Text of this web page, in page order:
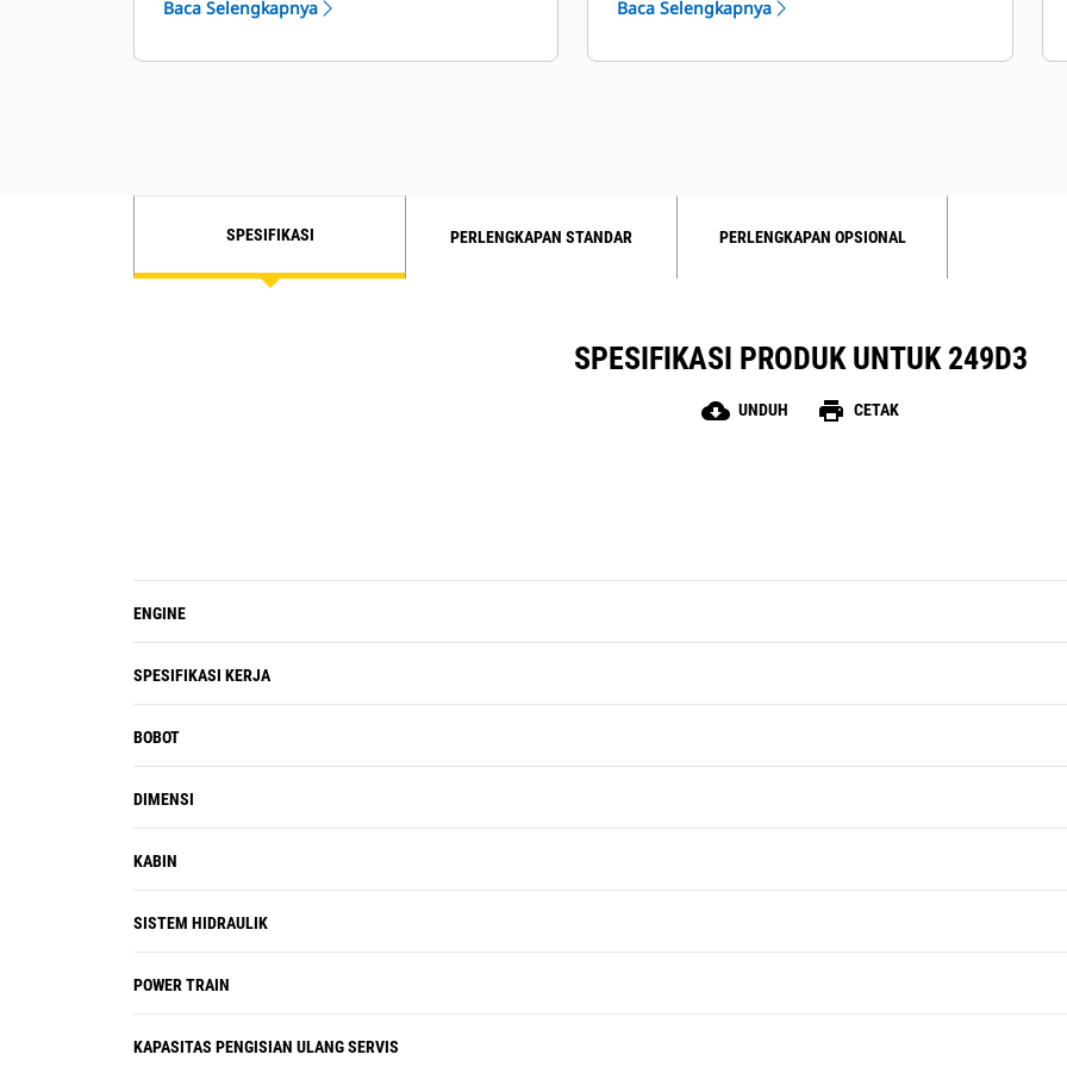
Baca Selengkapnya
disesuaikan, sistem keamanan, dan
Baca Selengkapnya
SPESIFIKASI PERLENGKAPAN STANDAR PERLENGKAPAN OPSIONAL
SPESIFIKASI PRODUK UNTUK 249D3
cloud_download UNDUH print CETAK
ENGINE
SPESIFIKASI KERJA
BOBOT
DIMENSI
KABIN
SISTEM HIDRAULIK
POWER TRAIN
KAPASITAS PENGISIAN ULANG SERVIS